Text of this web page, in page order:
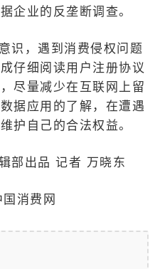
企业的反垄断调查。
识，遇到消费侵权问题
仔细阅读用户注册协议
尽量减少在互联网上留
据应用的了解，在遭遇
护自己的合法权益。
部出品 记者 万晓东
消费网